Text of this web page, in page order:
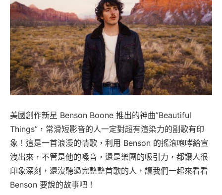
美國創作新星 Benson Boone 推出的神曲”Beautiful
Things”，常滑短影音的人一定對超有渲染力的副歌有印
象！這是一首浪漫的情歌，利用 Benson 的搖滾咆哮給宣
洩出來，不管是他的嗓音，還是樂團的吸引力，都讓人很
印象深刻，還沒聽過完整整首歌的人，讓我們一起來看看
Benson 要說的故事吧！